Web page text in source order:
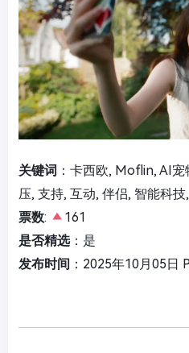
关键词 ：卡西欧, Moflin, AI
压, 支持, 互动, 伴侣, 智能科
票数:
161
是否精选：是
发布时间 ：2025年10月05日